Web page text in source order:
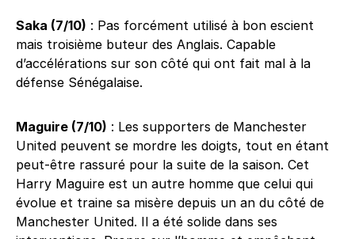
Saka (7/10) : Pas forcément utilisé à bon escient
mais troisième buteur des Anglais. Capable
d’accélérations sur son côté qui ont fait mal à la
défense Sénégalaise.
Maguire (7/10) : Les supporters de Manchester
United peuvent se mordre les doigts, tout en étant
peut-être rassuré pour la suite de la saison. Cet
Harry Maguire est un autre homme que celui qui
évolue et traine sa misère depuis un an du côté de
Manchester United. Il a été solide dans ses